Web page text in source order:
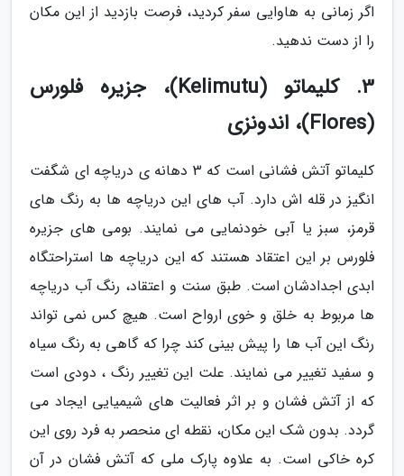
اگر زمانی به هاوایی سفر کردید، فرصت بازدید از این مکان
را از دست ندهید.
3. کلیماتو (Kelimutu)، جزیره فلورس
(Flores)، اندونزی
کلیماتو آتش فشانی است که 3 دهانه ی دریاچه ای شگفت
انگیز در قله اش دارد. آب های این دریاچه ها به رنگ های
قرمز، سبز یا آبی خودنمایی می نمایند. بومی های جزیره
فلورس بر این اعتقاد هستند که این دریاچه ها استراحتگاه
ابدی اجدادشان است. طبق سنت و اعتقاد، رنگ آب دریاچه
ها مربوط به خلق و خوی ارواح است. هیچ کس نمی تواند
رنگ این آب ها را پیش بینی کند چرا که گاهی به رنگ سیاه
و سفید تغییر می نمایند. علت این تغییر رنگ ، دودی است
که از آتش فشان و بر اثر فعالیت های شیمیایی ایجاد می
گردد. بدون شک این مکان، نقطه ای منحصر به فرد روی این
کره خاکی است. به علاوه پارک ملی که آتش فشان در آن